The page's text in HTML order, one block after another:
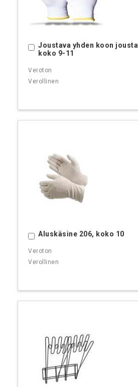
Joustava yhden koon
koko 9-11
Ostoskoriin
Aluskäsine 206, koko 10
Ostoskoriin